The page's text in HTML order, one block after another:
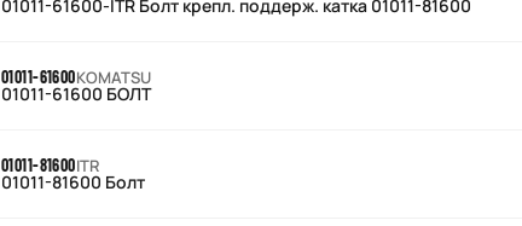
01011-61600-ITR Болт крепл. поддерж. катка 01011-81600
01011-61600KOMATSU
01011-61600 БОЛТ
01011-81600ITR
01011-81600 Болт